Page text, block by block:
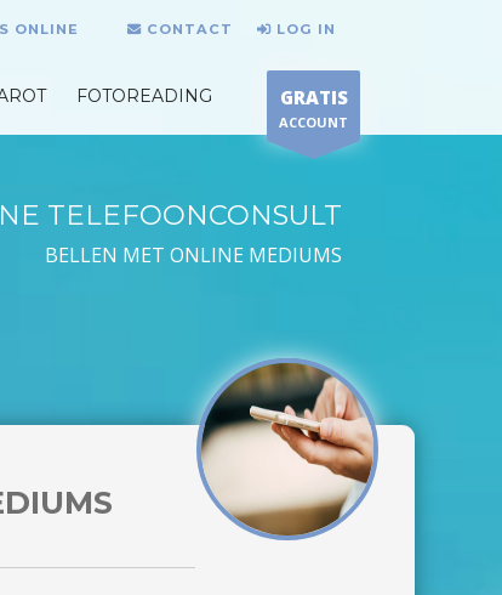
ONLINE CONTACT LOG IN
FOTOREADING GRATIS
ACCOUNT
TELEFOONCONSULT
BELLEN MET ONLINE MEDIUMS